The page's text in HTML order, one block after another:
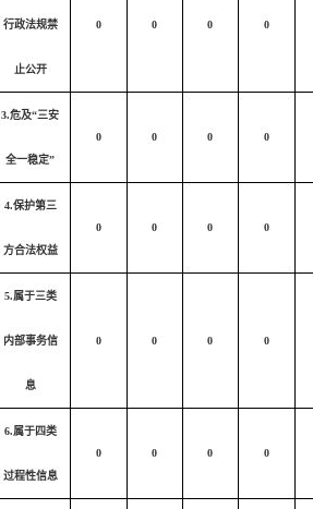
行政法规禁
止公开
0 0 0 0
3.危及“三安
全一稳定”
0 0 0 0
4.保护第三
方合法权益
0 0 0 0
5.属于三类
内部事务信
息
0 0 0 0
6.属于四类
过程性信息
0 0 0 0